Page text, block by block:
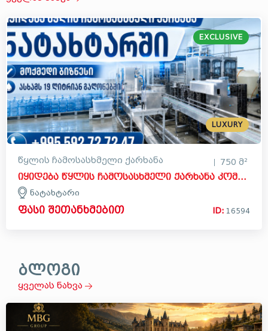
LUXURY
EXCLUSIVE
წყლის ჩამოსასხმელი ქარხანა 750 მ²
იყიდება წყლის ჩამოსასხმელი ქარხანა კომერციული ფართი ნატახტარში, მცხეთა
ნატახტარი
ფასი შეთანხმებით ID: 16594
ბლოგი
ყველას ნახვა